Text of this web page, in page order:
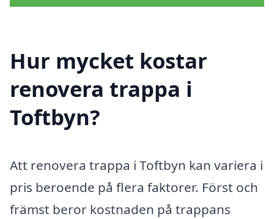
Hur mycket kostar
renovera trappa i
Toftbyn?
Att renovera trappa i Toftbyn kan variera i
pris beroende på flera faktorer. Först och
främst beror kostnaden på trappans